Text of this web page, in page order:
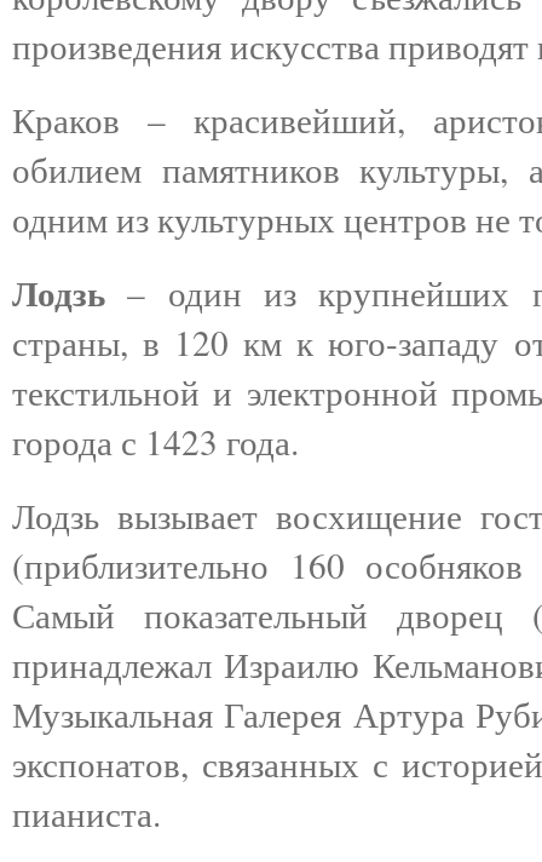
произведения искусства
Краков – красивейший,
обилием памятников культуры,
одним из культурных центров не
Лодзь – один из крупнейших
страны, в 120 км к юго-западу
текстильной и электронной
города с 1423 года.
Лодзь вызывает восхищение
(приблизительно 160
Самый показательный
принадлежал Израилю
Музыкальная Галерея Артура
экспонатов, связанных с
пианиста.